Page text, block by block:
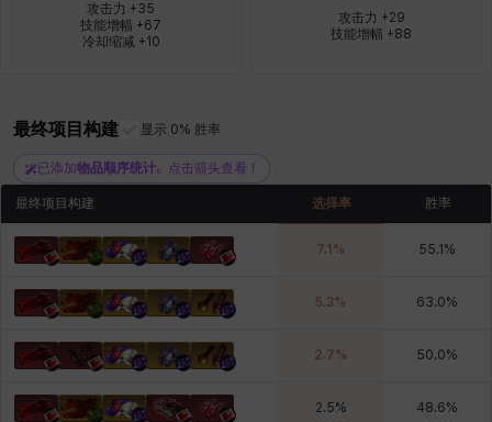
阿迪娜 雪
雷妮 马库斯 马格努斯
攻击力 +35
技能增幅 +67
冷却缩减 +10
攻击力 +29
技能增幅 +88
最终项目构建 显示 0% 胜率
已添加物品顺序统计。点击箭头查看！
最终项目构建 选择率 胜率
7.1 % 55.1 %
5.3% 63.0%
2.7% 50.0%
2.5% 48.6%